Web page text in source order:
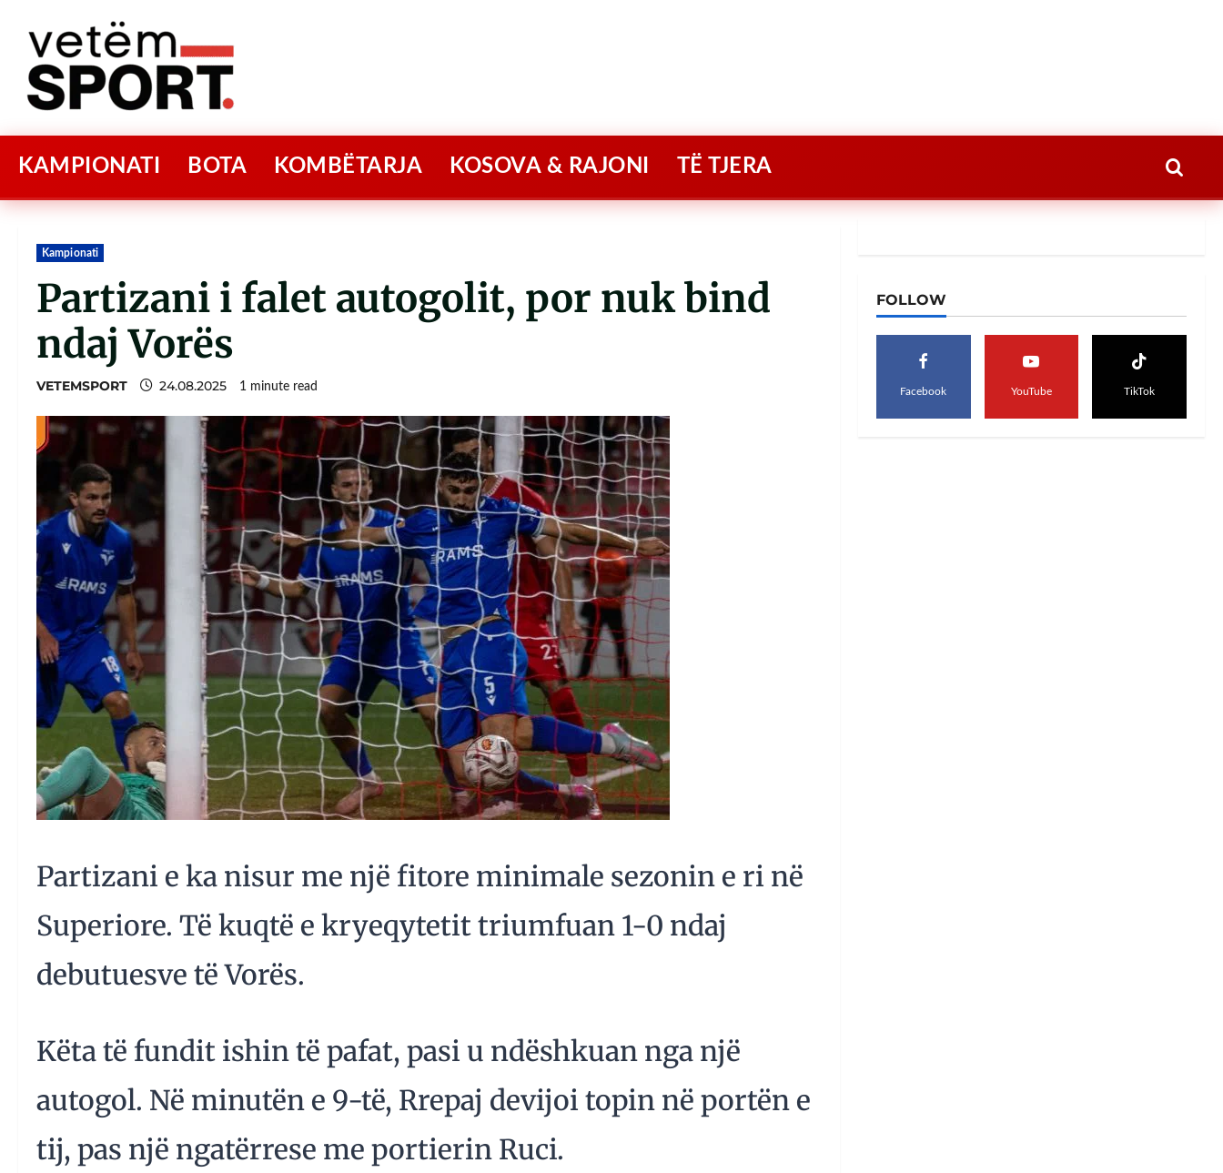
KAMPIONATI BOTA KOMBËTARJA KOSOVA & RAJONI TË TJERA
Kampionati
Partizani i falet autogolit, por nuk bind
ndaj Vorës
VETEMSPORT 24.08.2025 1 minute read
Partizani e ka nisur me një fitore minimale sezonin e ri në
Superiore. Të kuqtë e kryeqytetit triumfuan 1-0 ndaj
debutuesve të Vorës.
Këta të fundit ishin të pafat, pasi u ndëshkuan nga një
autogol. Në minutën e 9-të, Rrepaj devijoi topin në portën e
tij, pas një ngatërrese me portierin Ruci.
FOLLOW
Facebook YouTube TikTok